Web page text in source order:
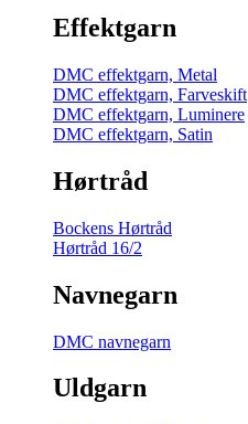
Effektgarn
DMC effektgarn, Metal
DMC effektgarn, Farveskift
DMC effektgarn, Luminere
DMC effektgarn, Satin
Hørtråd
Bockens Hørtråd
Hørtråd 16/2
Navnegarn
DMC navnegarn
Uldgarn